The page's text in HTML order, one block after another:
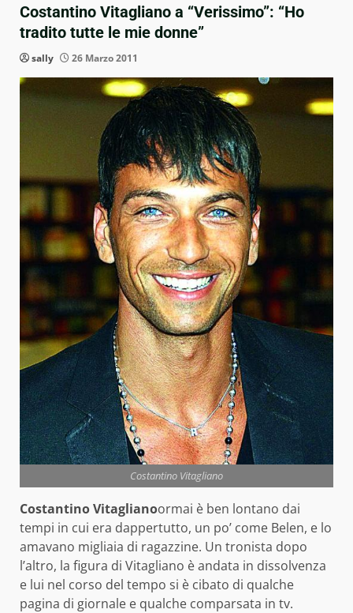
Costantino Vitagliano a “Verissimo”: “Ho
tradito tutte le mie donne”
sally 26 Marzo 2011
Costantino Vitagliano
Costantino Vitaglianoormai è ben lontano dai
tempi in cui era dappertutto, un po’ come Belen, e lo
amavano migliaia di ragazzine. Un tronista dopo
l’altro, la figura di Vitagliano è andata in dissolvenza
e lui nel corso del tempo si è cibato di qualche
pagina di giornale e qualche comparsata in tv.